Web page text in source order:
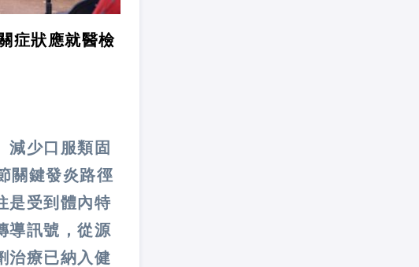
症狀應就醫檢
減少口服類固
關鍵發炎路徑
是受到體內特
導訊號，從源
治療已納入健